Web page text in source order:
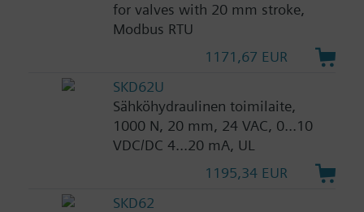
for valves with 20 mm stroke,
Modbus RTU
1171,67 EUR
SKD62U
Sähköhydraulinen toimilaite,
1000 N, 20 mm, 24 VAC, 0...10
VDC/DC 4...20 mA, UL
1195,34 EUR
SKD62